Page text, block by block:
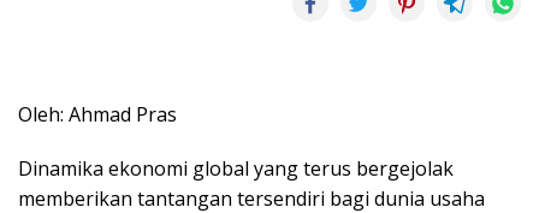
Oleh: Ahmad Pras
Dinamika ekonomi global yang terus bergejolak
memberikan tantangan tersendiri bagi dunia usaha